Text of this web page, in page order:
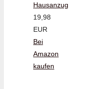
Hausanzug
19,98
EUR
Bei
Amazon
kaufen